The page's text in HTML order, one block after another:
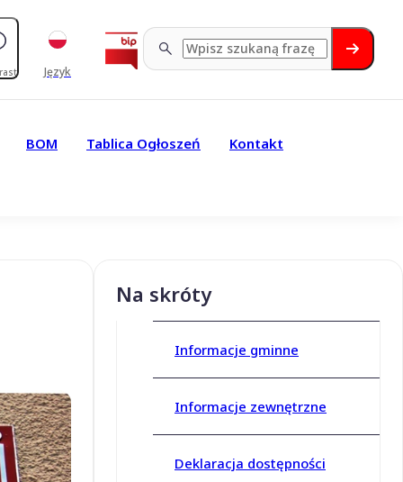
Język
BOM Tablica Ogłoszeń Kontakt
Na skróty
Informacje gminne
Informacje zewnętrzne
Deklaracja dostępności